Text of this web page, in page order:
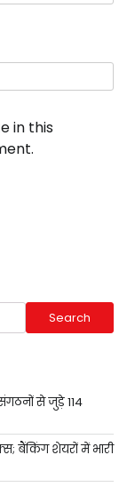
in this
Search
से जुड़े 114
बैंकिंग शेयरों में भारी